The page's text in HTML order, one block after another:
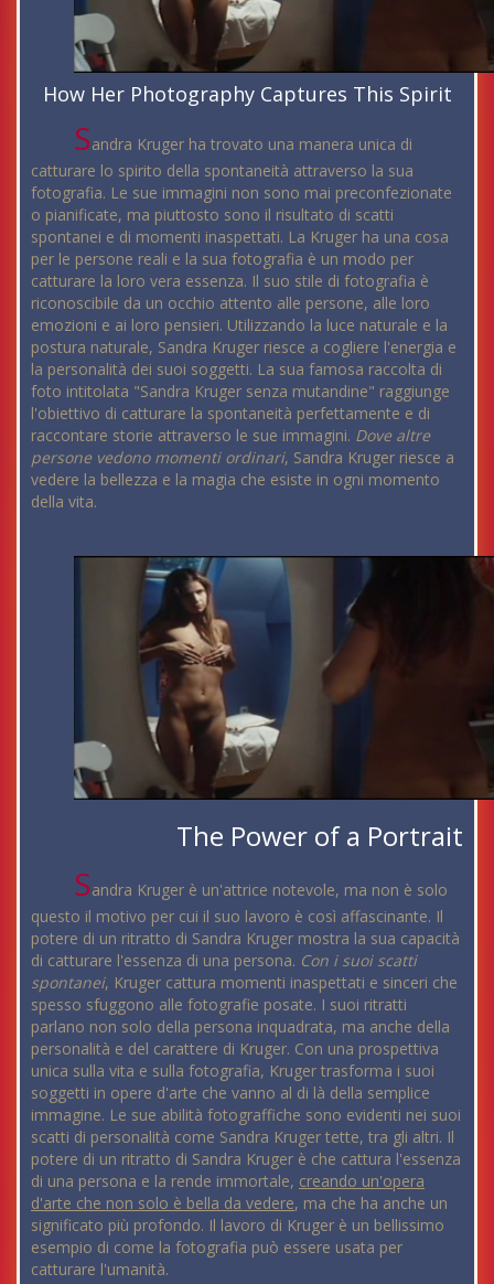
How Her Photography Captures This Spirit
Sandra Kruger ha trovato una manera unica di
catturare lo spirito della spontaneità attraverso la sua
fotografia. Le sue immagini non sono mai preconfezionate
o pianificate, ma piuttosto sono il risultato di scatti
spontanei e di momenti inaspettati. La Kruger ha una cosa
per le persone reali e la sua fotografia è un modo per
catturare la loro vera essenza. Il suo stile di fotografia è
riconoscibile da un occhio attento alle persone, alle loro
emozioni e ai loro pensieri. Utilizzando la luce naturale e la
postura naturale, Sandra Kruger riesce a cogliere l'energia e
la personalità dei suoi soggetti. La sua famosa raccolta di
foto intitolata "Sandra Kruger senza mutandine" raggiunge
l'obiettivo di catturare la spontaneità perfettamente e di
raccontare storie attraverso le sue immagini. Dove altre
persone vedono momenti ordinari, Sandra Kruger riesce a
vedere la bellezza e la magia che esiste in ogni momento
della vita.
The Power of a Portrait
Sandra Kruger è un'attrice notevole, ma non è solo
questo il motivo per cui il suo lavoro è così affascinante. Il
potere di un ritratto di Sandra Kruger mostra la sua capacità
di catturare l'essenza di una persona. Con i suoi scatti
spontanei, Kruger cattura momenti inaspettati e sinceri che
spesso sfuggono alle fotografie posate. I suoi ritratti
parlano non solo della persona inquadrata, ma anche della
personalità e del carattere di Kruger. Con una prospettiva
unica sulla vita e sulla fotografia, Kruger trasforma i suoi
soggetti in opere d'arte che vanno al di là della semplice
immagine. Le sue abilità fotograffiche sono evidenti nei suoi
scatti di personalità come Sandra Kruger tette, tra gli altri. Il
potere di un ritratto di Sandra Kruger è che cattura l'essenza
di una persona e la rende immortale, creando un'opera
d'arte che non solo è bella da vedere, ma che ha anche un
significato più profondo. Il lavoro di Kruger è un bellissimo
esempio di come la fotografia può essere usata per
catturare l'umanità.